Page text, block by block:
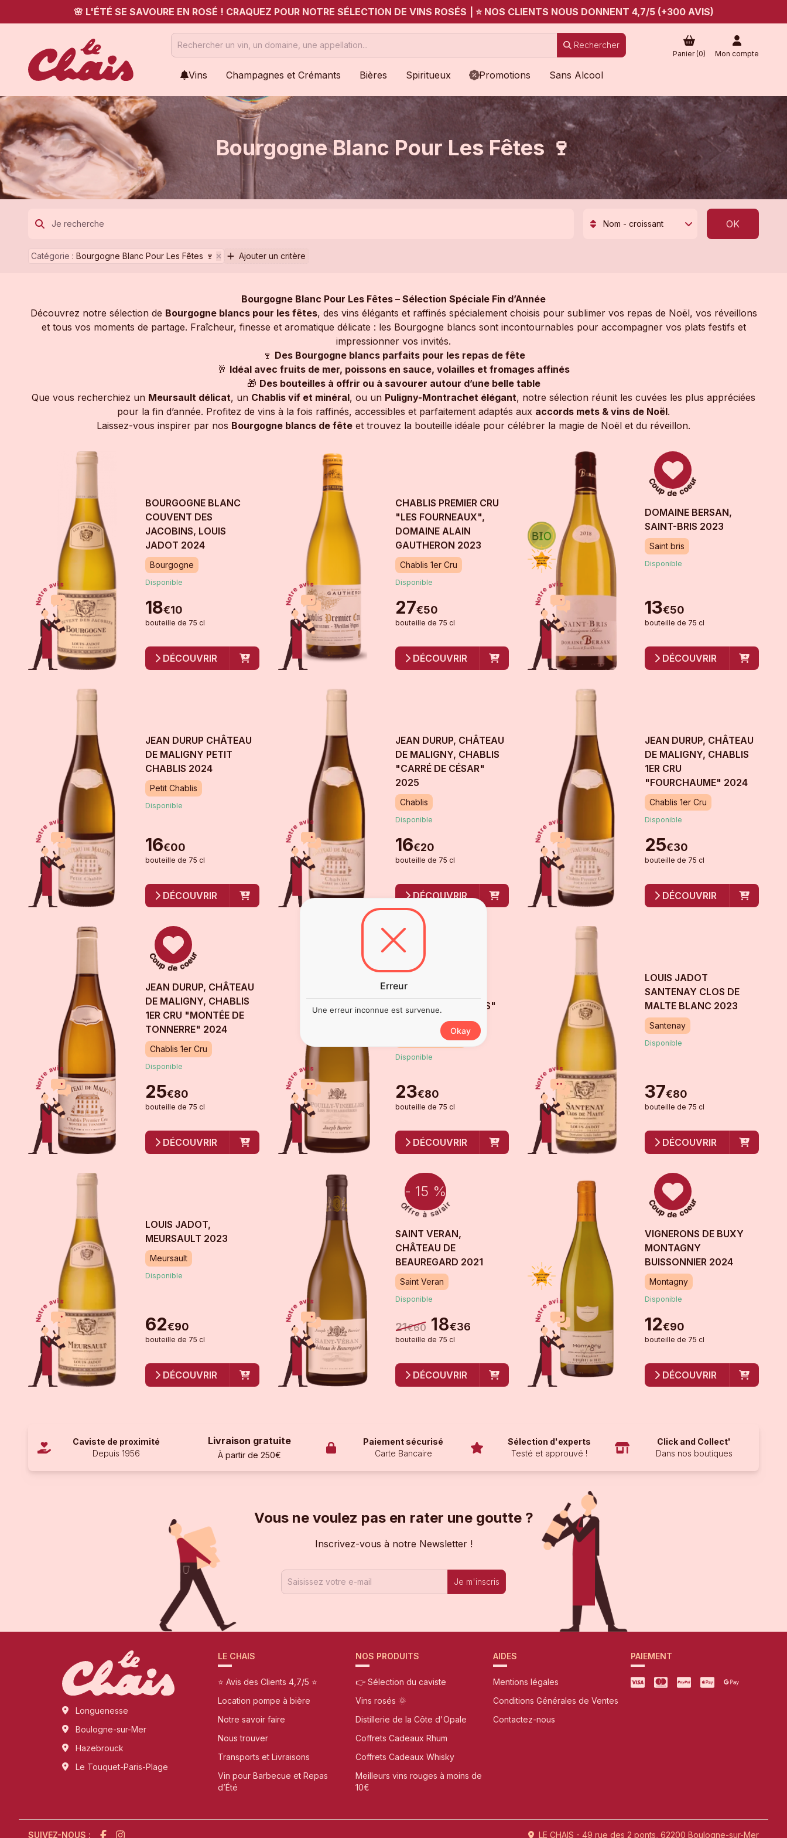
🌸 L'ÉTÉ SE SAVOURE EN ROSÉ ! CRAQUEZ POUR NOTRE SÉLECTION DE VINS ROSÉS ⭐ NOS CLIENTS NOUS DONNENT 4,7/5 (+300 AVIS)
Rechercher
Panier (0) Mon compte
Vins Champagnes et Crémants Bières Spiritueux Promotions Sans Alcool
Bourgogne Blanc Pour Les Fêtes 🍷
Nom - croissant OK
Catégorie : Bourgogne Blanc Pour Les Fêtes 🍷 Ajouter un critère
Bourgogne Blanc Pour Les Fêtes – Sélection Spéciale Fin d’Année
Découvrez notre sélection de Bourgogne blancs pour les fêtes, des vins élégants et raffinés spécialement choisis pour sublimer vos repas de Noël, vos réveillons
et tous vos moments de partage. Fraîcheur, finesse et aromatique délicate : les Bourgogne blancs sont incontournables pour accompagner vos plats festifs et
impressionner vos invités.
🍷 Des Bourgogne blancs parfaits pour les repas de fête
🥂 Idéal avec fruits de mer, poissons en sauce, volailles et fromages affinés
🎁 Des bouteilles à offrir ou à savourer autour d’une belle table
Que vous recherchiez un Meursault délicat, un Chablis vif et minéral, ou un Puligny-Montrachet élégant, notre sélection réunit les cuvées les plus appréciées
pour la fin d’année. Profitez de vins à la fois raffinés, accessibles et parfaitement adaptés aux accords mets & vins de Noël.
Laissez-vous inspirer par nos Bourgogne blancs de fête et trouvez la bouteille idéale pour célébrer la magie de Noël et du réveillon.
BOURGOGNE BLANC
COUVENT DES
JACOBINS, LOUIS
JADOT 2024
Bourgogne
Disponible
18€10
bouteille de 75 cl
DÉCOUVRIR
CHABLIS PREMIER CRU
"LES FOURNEAUX",
DOMAINE ALAIN
GAUTHERON 2023
Chablis 1er Cru
Disponible
27€50
bouteille de 75 cl
DÉCOUVRIR
DOMAINE BERSAN,
SAINT-BRIS 2023
Saint bris
Disponible
13€50
bouteille de 75 cl
DÉCOUVRIR
JEAN DURUP CHÂTEAU
DE MALIGNY PETIT
CHABLIS 2024
Petit Chablis
Disponible
16€00
bouteille de 75 cl
DÉCOUVRIR
JEAN DURUP, CHÂTEAU
DE MALIGNY, CHABLIS
"CARRÉ DE CÉSAR"
2025
Chablis
Disponible
16€20
bouteille de 75 cl
DÉCOUVRIR
JEAN DURUP, CHÂTEAU
DE MALIGNY, CHABLIS
1ER CRU
"FOURCHAUME" 2024
Chablis 1er Cru
Disponible
25€30
bouteille de 75 cl
DÉCOUVRIR
JEAN DURUP, CHÂTEAU
DE MALIGNY, CHABLIS
1ER CRU "MONTÉE DE
TONNERRE" 2024
Chablis 1er Cru
Disponible
25€80
bouteille de 75 cl
DÉCOUVRIR
POUILLY VINZELLES
"LES BUCHARDIÈRES"
pouilly vinzelles
Disponible
23€80
bouteille de 75 cl
DÉCOUVRIR
LOUIS JADOT
SANTENAY CLOS DE
MALTE BLANC 2023
Santenay
Disponible
37€80
bouteille de 75 cl
DÉCOUVRIR
LOUIS JADOT,
MEURSAULT 2023
Meursault
Disponible
62€90
bouteille de 75 cl
DÉCOUVRIR
- 15 %
SAINT VERAN,
CHÂTEAU DE
BEAUREGARD 2021
Saint Veran
Disponible
21€60 18€36
bouteille de 75 cl
DÉCOUVRIR
VIGNERONS DE BUXY
MONTAGNY
BUISSONNIER 2024
Montagny
Disponible
12€90
bouteille de 75 cl
DÉCOUVRIR
Caviste de proximité
Depuis 1956
Livraison gratuite
À partir de 250€
Paiement sécurisé
Carte Bancaire
Sélection d'experts
Testé et approuvé !
Click and Collect'
Dans nos boutiques
Vous ne voulez pas en rater une goutte ?
Inscrivez-vous à notre Newsletter !
Je m'inscris
Longuenesse
Boulogne-sur-Mer
Hazebrouck
Le Touquet-Paris-Plage
LE CHAIS
⭐ Avis des Clients 4,7/5 ⭐
Location pompe à bière
Notre savoir faire
Nous trouver
Transports et Livraisons
Vin pour Barbecue et Repas
d’Été
NOS PRODUITS
👉 Sélection du caviste
Vins rosés 🌞
Distillerie de la Côte d'Opale
Coffrets Cadeaux Rhum
Coffrets Cadeaux Whisky
Meilleurs vins rouges à moins de
10€
AIDES
Mentions légales
Conditions Générales de Ventes
Contactez-nous
PAIEMENT
SUIVEZ-NOUS : LE CHAIS - 49 rue des 2 ponts, 62200 Boulogne-sur-Mer
Erreur
Une erreur inconnue est survenue.
Okay